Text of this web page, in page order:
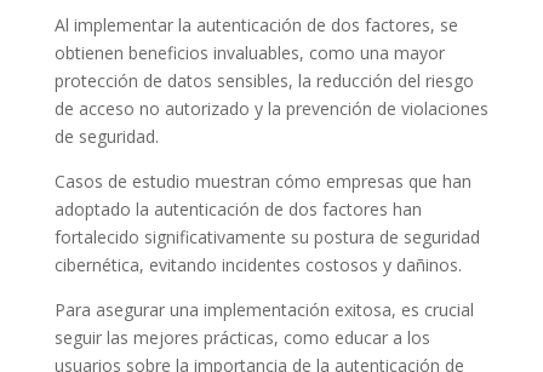
Al implementar la autenticación de dos factores, se
obtienen beneficios invaluables, como una mayor
protección de datos sensibles, la reducción del riesgo
de acceso no autorizado y la prevención de violaciones
de seguridad.
Casos de estudio muestran cómo empresas que han
adoptado la autenticación de dos factores han
fortalecido significativamente su postura de seguridad
cibernética, evitando incidentes costosos y dañinos.
Para asegurar una implementación exitosa, es crucial
seguir las mejores prácticas, como educar a los
usuarios sobre la importancia de la autenticación de